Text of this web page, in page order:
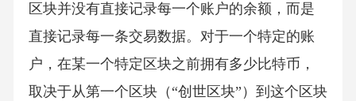
区块并没有直接记录每一个账户的余额，而是
直接记录每一条交易数据。对于一个特定的账
户，在某一个特定区块之前拥有多少比特币，
取决于从第一个区块（“创世区块”）到这个区块